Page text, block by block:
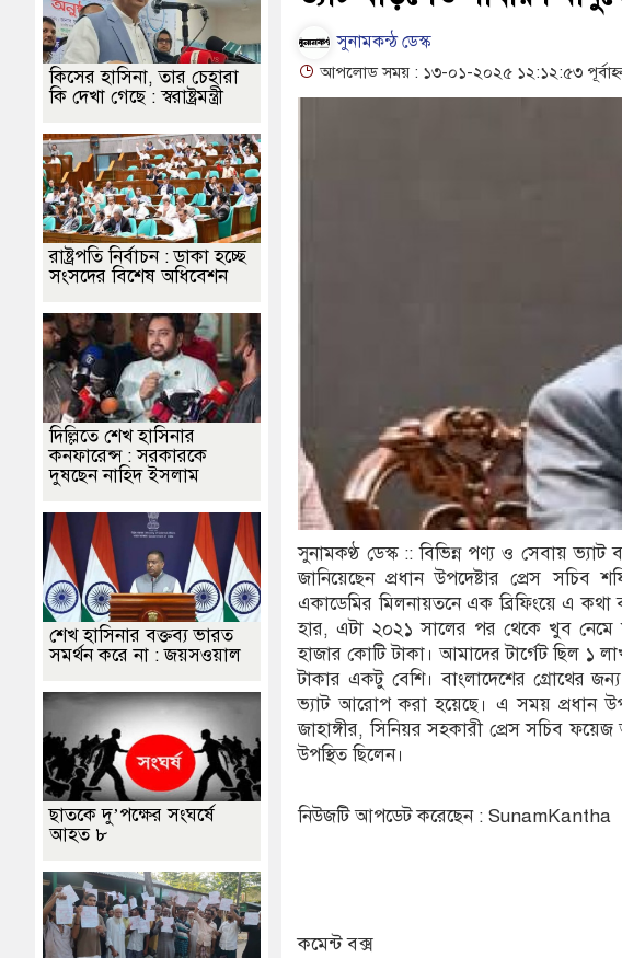
লাইন কোটি টাকা হাতিয়ে নিয়েছে দালাল চক্র সদর উপজেলা পরিষদের সম্প্রসারিত
নেই : স্বরাষ্ট্রমন্ত্রী ‎সুনামগঞ্জে সন্ত্রাসবিরোধী আইনে মামলা: নাদের, পলিন, রিপন-
উদ্বোধন গনবিজ্ঞপ্তি--সুনামগঞ্জ জেলা প্রশাসন
সুনামকন্ঠ ডেস্ক
আপলোড সময় : ১৩-০১-২০২৫ ১২:১২:৫৩
সুনামকণ্ঠ ডেস্ক :: বিভিন্ন পণ্য ও সেবায়
জানিয়েছেন প্রধান উপদেষ্টার প্রেস
একাডেমির মিলনায়তনে এক ব্রিফিংয়ে এ কথা
হার, এটা ২০২১ সালের পর থেকে খুব নেমে
হাজার কোটি টাকা। আমাদের টার্গেট ছিল ১
টাকার একটু বেশি। বাংলাদেশের গ্রোথের
ভ্যাট আরোপ করা হয়েছে। এ সময় প্রধান
জাহাঙ্গীর, সিনিয়র সহকারী প্রেস সচিব
উপস্থিত ছিলেন।
নিউজটি আপডেট করেছেন : SunamKantha
কমেন্ট বক্স
কিসের হাসিনা, তার চেহারা
কি দেখা গেছে : স্বরাষ্ট্রমন্ত্রী
রাষ্ট্রপতি নির্বাচন : ডাকা হচ্ছে
সংসদের বিশেষ অধিবেশন
দিল্লিতে শেখ হাসিনার
কনফারেন্স : সরকারকে
দুষছেন নাহিদ ইসলাম
শেখ হাসিনার বক্তব্য ভারত
সমর্থন করে না : জয়সওয়াল
ছাতকে দু’পক্ষের সংঘর্ষে
আহত ৮